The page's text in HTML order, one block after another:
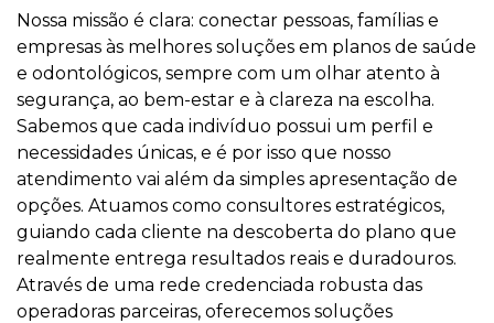
Nossa missão é clara: conectar pessoas, famílias e
empresas às melhores soluções em planos de saúde
e odontológicos, sempre com um olhar atento à
segurança, ao bem-estar e à clareza na escolha.
Sabemos que cada indivíduo possui um perfil e
necessidades únicas, e é por isso que nosso
atendimento vai além da simples apresentação de
opções. Atuamos como consultores estratégicos,
guiando cada cliente na descoberta do plano que
realmente entrega resultados reais e duradouros.
Através de uma rede credenciada robusta das
operadoras parceiras, oferecemos soluções